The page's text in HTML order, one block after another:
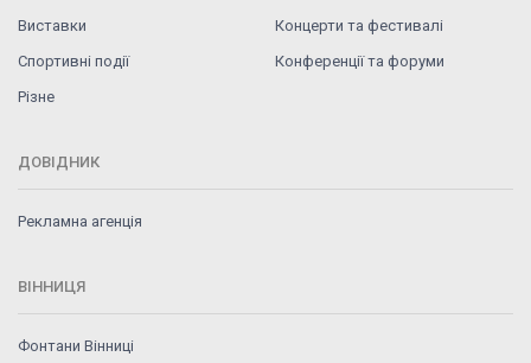
Виставки
Концерти та фестивалі
Спортивні події
Конференції та форуми
Різне
ДОВІДНИК
Рекламна агенція
ВІННИЦЯ
Фонтани Вінниці